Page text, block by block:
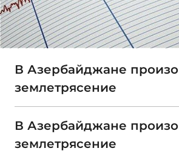
В Азербайджане
землетрясение
В Азербайджане
землетрясение